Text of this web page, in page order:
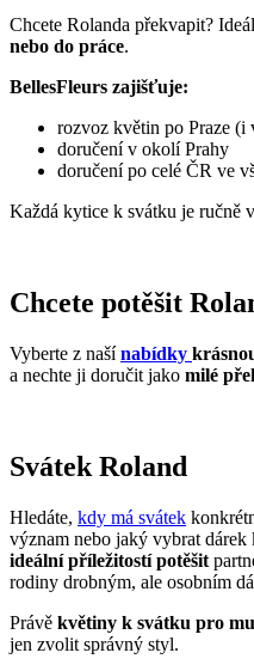
Chcete Rolanda překvapit?
nebo do práce.
BellesFleurs zajišťuje:
rozvoz květin po Praze (i
doručení v okolí Prahy
doručení po celé ČR ve
Každá kytice k svátku je ručně
Chcete potěšit
Vyberte z našínabídky
a nechte ji doručit jako milé
Svátek Roland
Hledáte, kdy má svátek
význam nebo jaký vybrat dárek
ideální příležitostí potěšit
rodiny drobným, ale osobním
Právě květiny k svátku pro
jen zvolit správný styl.